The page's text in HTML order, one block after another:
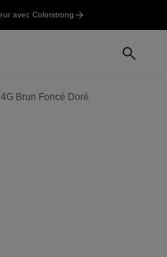
avec Colorstrong
Brun Foncé Doré